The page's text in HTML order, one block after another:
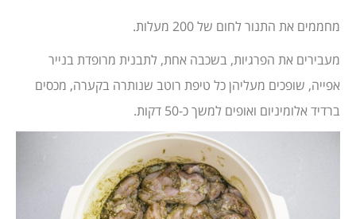
מחממים את התנור לחום של 200 מעלות.
מעבירים את הפרגיות, בשכבה אחת, לתבנית מרופדת בנייר
אפייה, שופכים מעליהן כל טיפת רוטב שנותרה בקערה, מכסים
ברדיד אלומיניום ואופים למשך כ-50 דקות.